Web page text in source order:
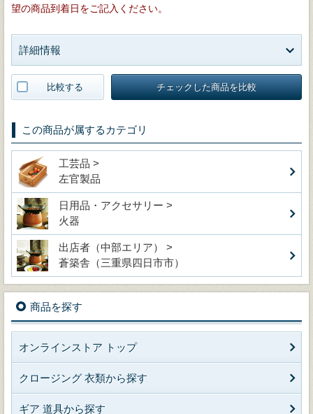
望の商品到着日をご記入ください。
詳細情報
比較する チェックした商品を比較
この商品が属するカテゴリ
工芸品 >
左官製品
日用品・アクセサリー >
火器
出店者（中部エリア） >
蒼築舎（三重県四日市市）
商品を探す
オンラインストア トップ
クロージング 衣類から探す
ギア 道具から探す